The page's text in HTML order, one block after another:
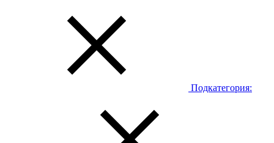
Подкатегория: